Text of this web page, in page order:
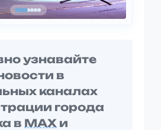
узнавайте
в
каналах
города
в MAX и